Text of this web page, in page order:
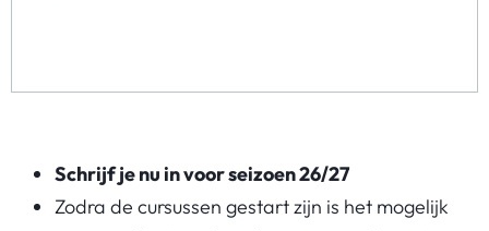
Schrijf je nu in voor seizoen 26/27
Zodra de cursussen gestart zijn is het mogelijk